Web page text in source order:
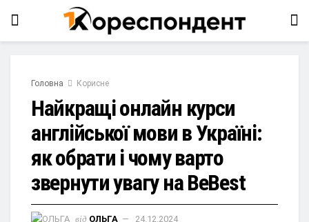
Головна Корисне
Найкращі онлайн курси
англійської мови в Україні:
як обрати і чому варто
звернути увагу на BeBest
від ОЛЬГА 24.12.2024